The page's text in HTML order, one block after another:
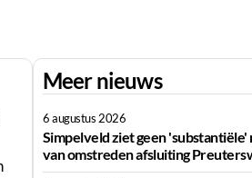
Meer nieuws
6 augustus 2026
Simpelveld ziet geen
van omstreden afsluiting